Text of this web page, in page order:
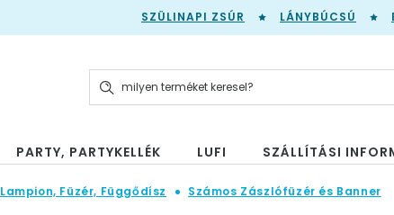
SZÜLINAPI ZSÚR LÁNYBÚCSÚ
PARTY, PARTYKELLÉK LUFI SZÁLLÍTÁSI
Lampion, Füzér, Függődísz Számos Zászlófüzér és Banner